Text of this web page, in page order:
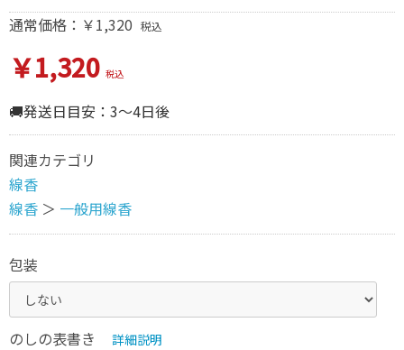
通常価格：￥1,320 税込
￥1,320 税込
🚚発送日目安：3～4日後
関連カテゴリ
線香
線香 ＞ 一般用線香
包装
のしの表書き 詳細説明